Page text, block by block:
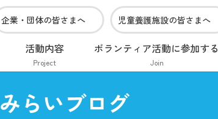
企業・団体の皆さまへ 児童養護施設の皆さまへ
活動内容
Project
ボランティア活動に参加する
Join
みらいブログ